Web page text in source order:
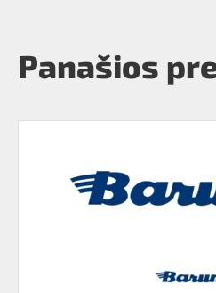
Panašios